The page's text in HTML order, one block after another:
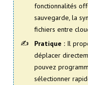
fonctionnalités
sauvegarde, la
fichiers entre
Pratique :Il
déplacer
pouvez
sélectionner